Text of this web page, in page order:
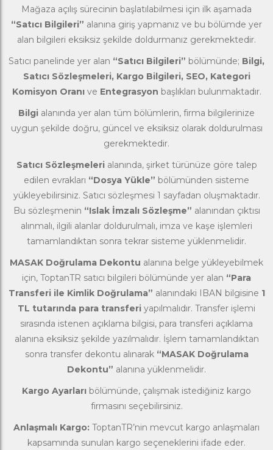
Mağaza açılış sürecinin başlatılabilmesi için ilk aşamada
“Satıcı Bilgileri” alanına giriş yapmanız ve bu bölümde yer
alan bilgileri eksiksiz şekilde doldurmanız gerekmektedir.
Satıcı panelinde yer alan “Satıcı Bilgileri” bölümünde; Bilgi,
Satıcı Sözleşmeleri, Kargo Bilgileri, SEO, Kategori
Komisyon Oranıve Entegrasyon başlıkları bulunmaktadır.
Bilgi alanında yer alan tüm bölümlerin, firma bilgilerinize
uygun şekilde doğru, güncel ve eksiksiz olarak doldurulması
gerekmektedir.
Satıcı Sözleşmelerialanında, şirket türünüze göre talep
edilen evrakları “Dosya Yükle” bölümünden sisteme
yükleyebilirsiniz. Satıcı sözleşmesi 1 sayfadan oluşmaktadır.
Bu sözleşmenin “Islak İmzalı Sözleşme” alanından çıktısı
alınmalı, ilgili alanlar doldurulmalı, imza ve kaşe işlemleri
tamamlandıktan sonra tekrar sisteme yüklenmelidir.
MASAK Doğrulama Dekontu alanına belge yükleyebilmek
için, ToptanTR satıcı bilgileri bölümünde yer alan “Para
Transferi ile Kimlik Doğrulama” alanındaki IBAN bilgisine 1
TL tutarında para transferi yapılmalıdır. Transfer işlemi
sırasında istenen açıklama bilgisi, para transferi açıklama
alanına eksiksiz şekilde yazılmalıdır. İşlem tamamlandıktan
sonra transfer dekontu alınarak “MASAK Doğrulama
Dekontu” alanına yüklenmelidir.
Kargo Ayarları bölümünde, çalışmak istediğiniz kargo
firmasını seçebilirsiniz.
Anlaşmalı Kargo: ToptanTR’nin mevcut kargo anlaşmaları
kapsamında sunulan kargo seçeneklerini ifade eder.